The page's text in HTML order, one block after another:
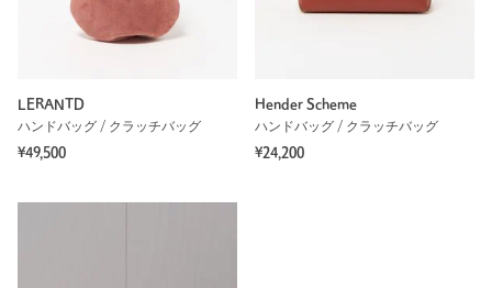
LERANTD
ハンドバッグ / クラッチバッグ
¥49,500
Hender Scheme
ハンドバッグ / クラッチバッグ
¥24,200